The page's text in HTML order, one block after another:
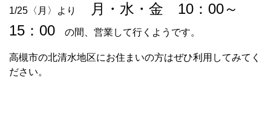
1/25〈月〉より
月・水・金 10：00～
15：00 の間、営業して行くようです。
高槻市の北清水地区にお住まいの方はぜひ利用してみてく
ださい。